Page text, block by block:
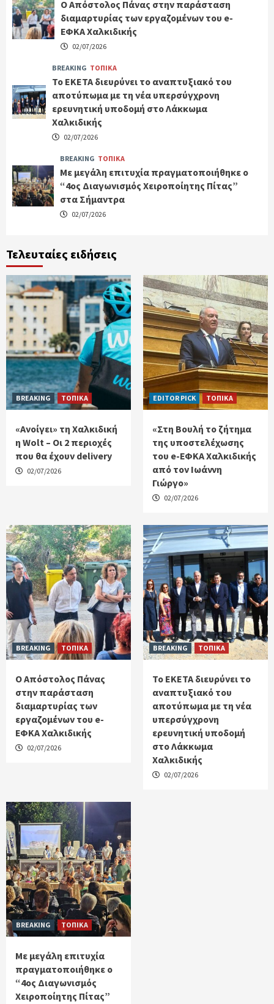
Ο Απόστολος Πάνας στην παράσταση
διαμαρτυρίας των εργαζομένων του e-
ΕΦΚΑ Χαλκιδικής
02/07/2026
BREAKING ΤΟΠΙΚΑ
Το ΕΚΕΤΑ διευρύνει το αναπτυξιακό του
αποτύπωμα με τη νέα υπερσύγχρονη
ερευνητική υποδομή στο Λάκκωμα
Χαλκιδικής
02/07/2026
BREAKING ΤΟΠΙΚΑ
Με μεγάλη επιτυχία πραγματοποιήθηκε ο
“4ος Διαγωνισμός Χειροποίητης Πίτας”
στα Σήμαντρα
02/07/2026
Τελευταίες ειδήσεις
BREAKING ΤΟΠΙΚΑ
«Ανοίγει» τη Χαλκιδική
η Wolt – Οι 2 περιοχές
που θα έχουν delivery
02/07/2026
EDITOR PICK ΤΟΠΙΚΑ
«Στη Βουλή το ζήτημα
της υποστελέχωσης
του e-ΕΦΚΑ Χαλκιδικής
από τον Ιωάννη
Γιώργο»
02/07/2026
BREAKING ΤΟΠΙΚΑ
Ο Απόστολος Πάνας
στην παράσταση
διαμαρτυρίας των
εργαζομένων του e-
ΕΦΚΑ Χαλκιδικής
02/07/2026
BREAKING ΤΟΠΙΚΑ
Το ΕΚΕΤΑ διευρύνει το
αναπτυξιακό του
αποτύπωμα με τη νέα
υπερσύγχρονη
ερευνητική υποδομή
στο Λάκκωμα
Χαλκιδικής
02/07/2026
BREAKING ΤΟΠΙΚΑ
Με μεγάλη επιτυχία
πραγματοποιήθηκε ο
“4ος Διαγωνισμός
Χειροποίητης Πίτας”